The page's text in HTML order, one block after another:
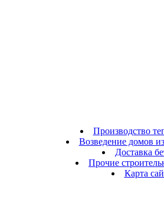
Производство
Возведение домов
Доставка
Прочие
Карта